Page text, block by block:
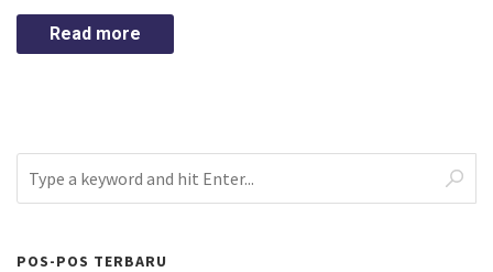
Read more
POS-POS TERBARU